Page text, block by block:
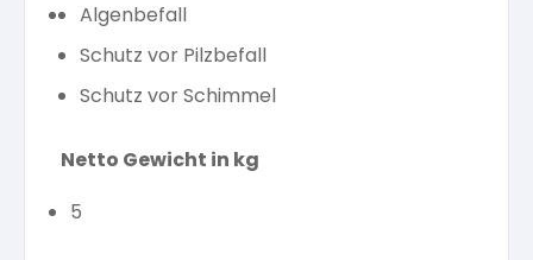
Algenbefall
Schutz vor Pilzbefall
Schutz vor Schimmel
Netto Gewicht in kg
5